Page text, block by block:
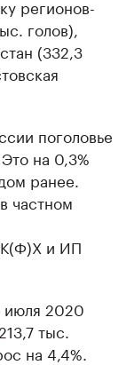
регионов-
голов),
(332,3
поголовье
на 0,3%
ранее.
частном
К(Ф)Х и ИП
июля 2020
213,7 тыс.
на 4,4%.